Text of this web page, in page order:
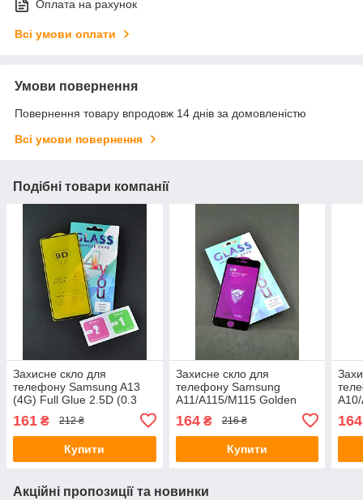
Оплата на рахунок
Всі умови оплати
Умови повернення
Повернення товару впродовж 14 днів за домовленістю
Всі умови повернення
Подібні товари компанії
Захисне скло для
телефону Samsung A13
(4G) Full Glue 2.5D (0.3
161 ₴ 212 ₴
Купити
Захисне скло для
телефону Samsung
A11/A115/M115 Golden
4you
164₴ 216 ₴
Купити
4you
164
Акційні пропозиції та новинки